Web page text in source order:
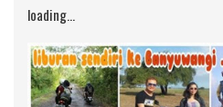
loading...